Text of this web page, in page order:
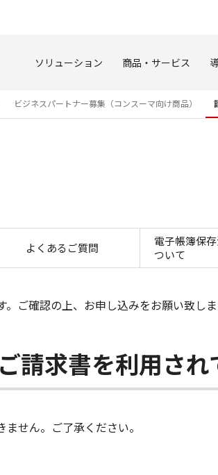
ソリューション 商品・サービス
ビジネスパートナー募集（コンスーマ向け商品）
ご注意事項について
よくあるご質問
電子帳簿保
ついて
ご確認の上、お申し込みをお願い致し
請求書を利用さ
せん。ご了承ください。